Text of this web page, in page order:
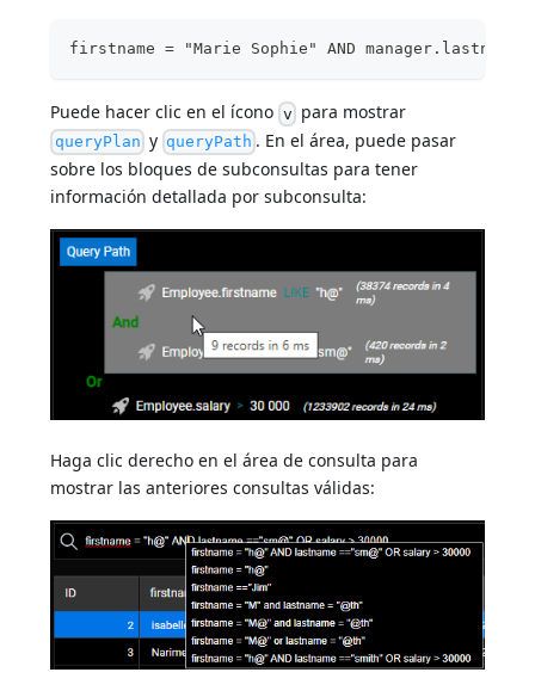
firstname = "Marie Sophie" AND manager.lastname
Puede hacer clic en el ícono v para mostrar
queryPlan y queryPath . En el área, puede pasar
sobre los bloques de subconsultas para tener
información detallada por subconsulta:
Haga clic derecho en el área de consulta para
mostrar las anteriores consultas válidas: